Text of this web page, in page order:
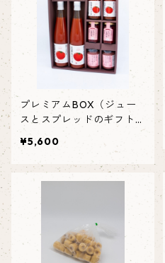
プレミアムBOX（ジュー
スとスプレッドのギフトセ
ット）
¥5,600